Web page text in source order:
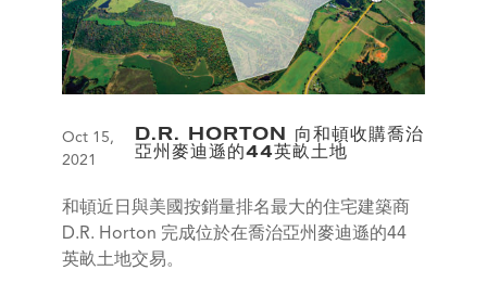
D.R. HORTON 向和頓收購喬治
亞州麥迪遜的44英畝土地
Oct 15,
2021
和頓近日與美國按銷量排名最大的住宅建築商
D.R. Horton 完成位於在喬治亞州麥迪遜的44
英畝土地交易。